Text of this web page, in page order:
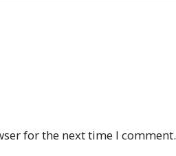
for the next time I comment.